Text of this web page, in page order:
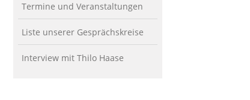
Termine und Veranstaltungen
Liste unserer Gesprächskreise
Interview mit Thilo Haase